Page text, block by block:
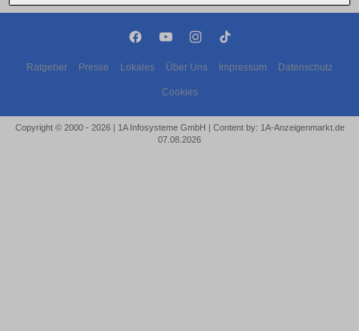
Ratgeber Presse Lokales Über Uns Impressum Datenschutz
Cookies
Copyright © 2000 - 2026 | 1A Infosysteme GmbH | Content by: 1A-Anzeigenmarkt.de
07.08.2026